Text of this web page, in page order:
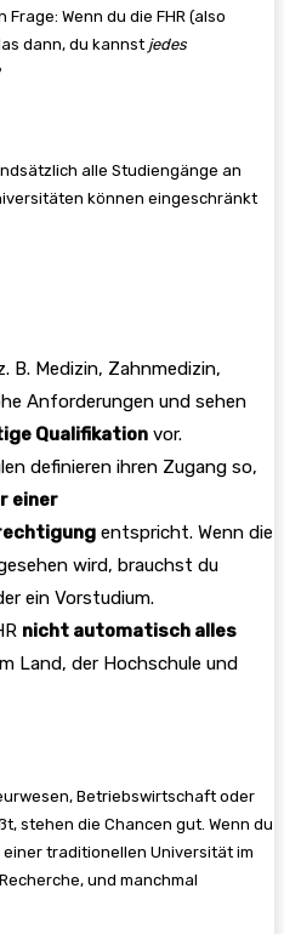
Wenn du die FHR (also
dann, du kannst jedes
alle Studiengänge an
können eingeschränkt
B. Medizin, Zahnmedizin,
Anforderungen und sehen
Qualifikation vor.
definieren ihren Zugang so,
einer
entspricht. Wenn die
wird, brauchst du
ein Vorstudium.
nicht automatisch alles
Land, der Hochschule und
Betriebswirtschaft oder
stehen die Chancen gut. Wenn du
traditionellen Universität im
und manchmal